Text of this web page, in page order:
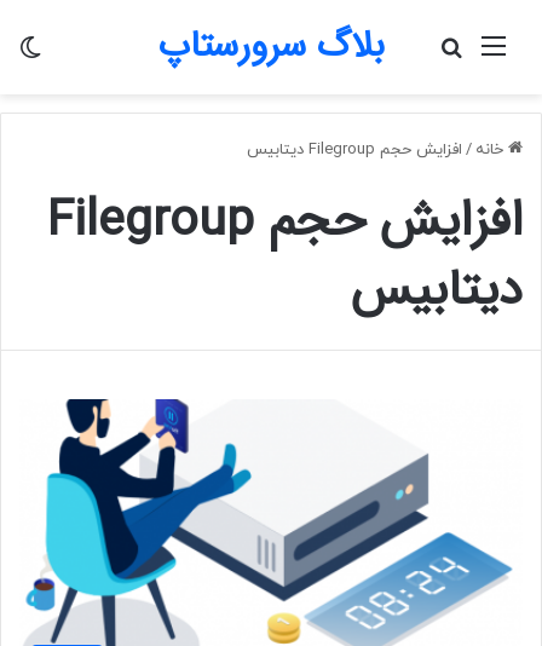
بلاگ سرورستاپ منو
جستجو
خانه / افزایش حجم Filegroup دیتابیس
افزایش حجم Filegroup
دیتابیس